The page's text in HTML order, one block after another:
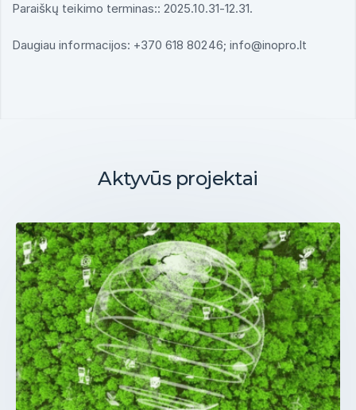
Paraiškų teikimo terminas:: 2025.10.31-12.31.
Daugiau informacijos: +370 618 80246; info@inopro.lt
Aktyvūs projektai